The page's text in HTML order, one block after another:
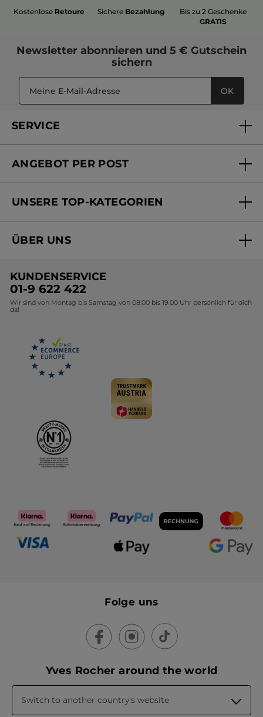
Kostenlose Retoure Sichere Bezahlung
Bis zu 2 Geschenke
GRATIS
Newsletter abonnieren und 5 € Gutschein
sichern
OK
SERVICE
Mein Konto
Online Preisliste
ANGEBOT PER POST
Versandhandel Preisliste
UNSERE TOP-KATEGORIEN
Black Friday Yves Rocher
Geschenkideen Yves Rocher
Kollektion Monoi Yves Rocher
ÜBER UNS
Umweltstiftung YR
Affiliate Programm
KUNDENSERVICE
01-9 622 422
Wir sind von Montag bis Samstag von 08.00 bis 19.00 Uhr persönlich für dich
da!
Folge uns
Yves Rocher around the world
Switch to another country's website